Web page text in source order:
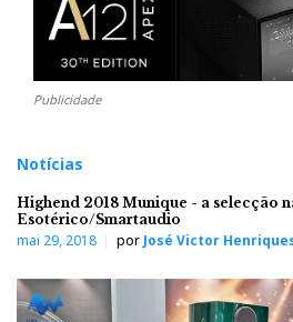
Publicidade
Notícias
Highend 2018 Munique - a selecção
Esotérico/Smartaudio
mai 29, 2018 por José Victor